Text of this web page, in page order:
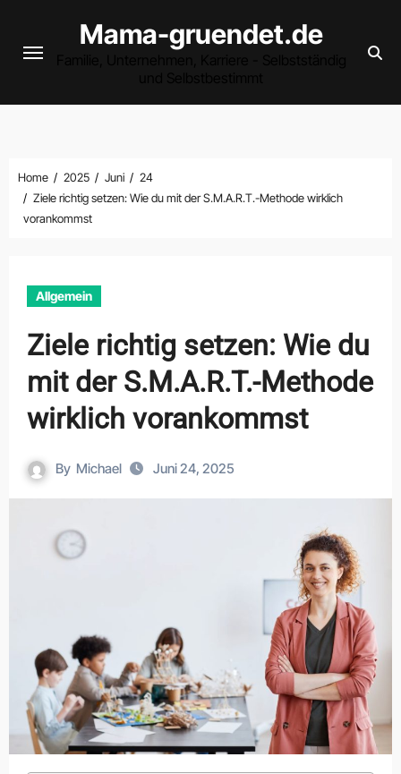
springen
Mama-gruendet.de
Home 2025 Juni
24
Ziele richtig setzen: Wie du mit der S.M.A.R.T.-Methode wirklich
vorankommst
Allgemein
Ziele richtig setzen: Wie du
mit der S.M.A.R.T.-Methode
wirklich vorankommst
By Michael Juni 24, 2025